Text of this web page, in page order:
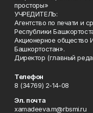
просторы»
УЧРЕДИТЕЛЬ:
Агентство по печати и
Республики
Акционерное общество
Башкортостан».
Директор (главный
Телефон
8 (34769) 2-14-08
Эл. почта
xamadeeva.m@rbsmi.ru